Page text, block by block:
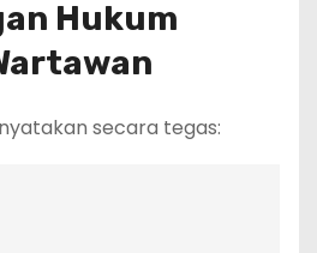
Hukum
secara tegas: